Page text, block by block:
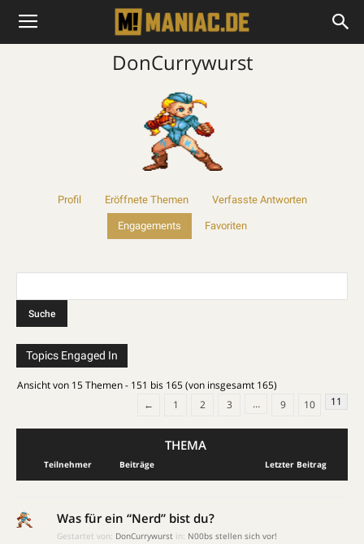
DonCurrywurst
Profil Eröffnete Themen Verfasste Antworten
Engagements Favoriten
Topics Engaged In
Ansicht von 15 Themen - 151 bis 165 (von insgesamt 165)
←
1 2 3 … 9 10 11
THEMA
Teilnehmer Beiträge Letzter Beitrag
Was für ein “Nerd” bist du?
Gestartet von: DonCurrywurst in: N00bs stellen sich vor!